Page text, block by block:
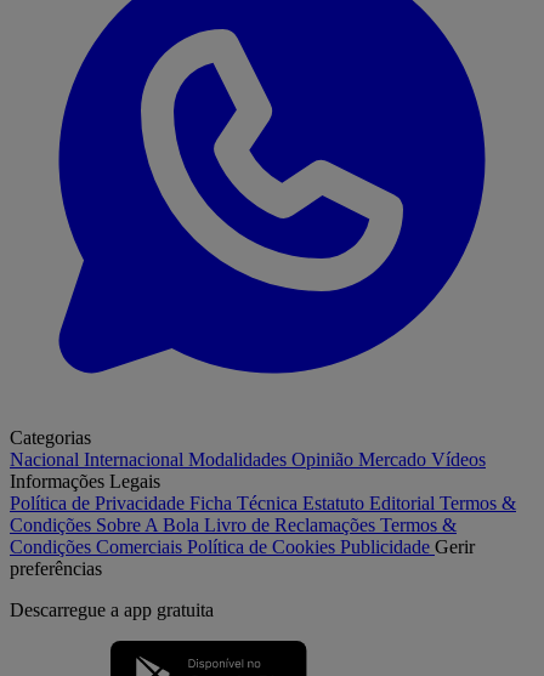
Categorias
Nacional Internacional Modalidades Opinião Mercado Vídeos
Informações Legais
Política de Privacidade Ficha Técnica Estatuto Editorial Termos &
Condições Sobre A Bola Livro de Reclamações Termos &
Condições Comerciais Política de Cookies Publicidade Gerir
preferências
Descarregue a app gratuita